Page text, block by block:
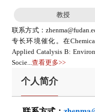
教授
联系方式：
专长环境催化。在
Applied Catalysis B:
Socie... 查看更多>>
个人简介